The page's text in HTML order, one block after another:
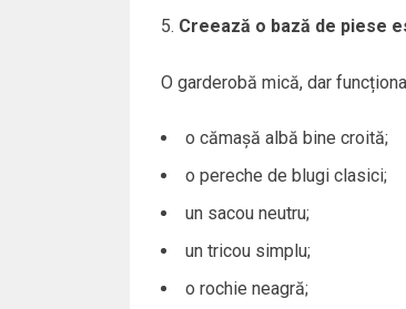
Creează o bază de piese
O garderobă mică, dar
o cămașă albă bine croită;
o pereche de blugi clasici;
un sacou neutru;
un tricou simplu;
o rochie neagră;